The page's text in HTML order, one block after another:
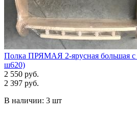
Полка ПРЯМАЯ 2-ярусная большая
ш620)
2 550 руб.
2 397 руб.
В наличии: 3 шт